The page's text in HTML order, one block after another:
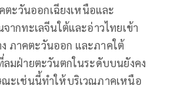
ะวันออกเฉียงเหนือและ
ากทะเลจีนใต้และอ่าวไทยเข้า
ภาคตะวันออก และภาคใต้
มฝ่ายตะวันตกในระดับบนยังคง
ะเช่นนี้ทำให้บริเวณภาคเหนือ